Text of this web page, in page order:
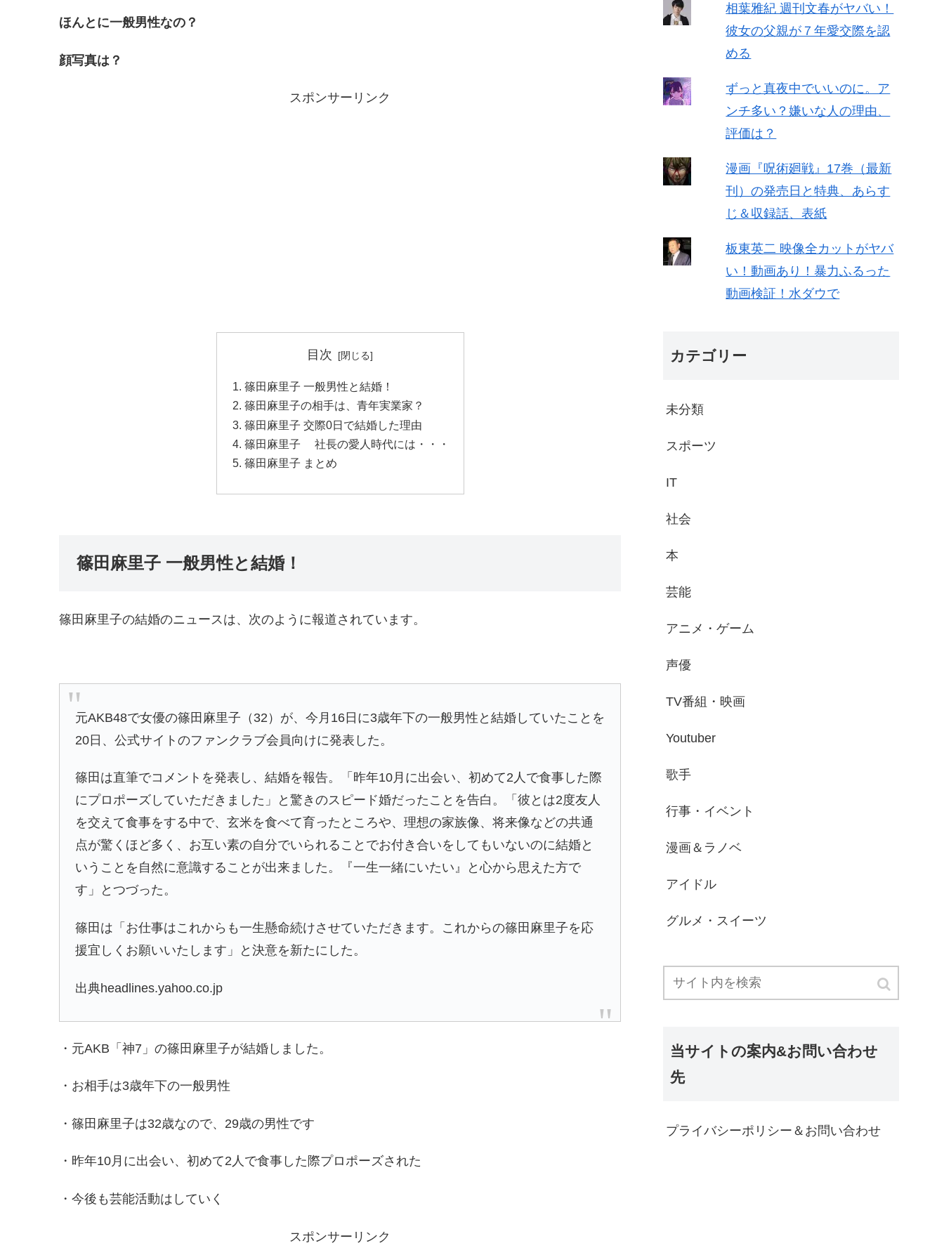
ほんとに一般男性なの？
顔写真は？
スポンサーリンク
目次
篠田麻里子 一般男性と結婚！
篠田麻里子の相手は、青年実業家？
篠田麻里子 交際0日で結婚した理由
篠田麻里子 社長の愛人時代には・・・
篠田麻里子 まとめ
篠田麻里子 一般男性と結婚！
篠田麻里子の結婚のニュースは、次のように報道されています。
元AKB48で女優の篠田麻里子 （32）が、今月16日に3歳年下の一般男性と結婚していたことを
20日、公式サイトのファンクラブ会員向けに発表した。
篠田は直筆でコメントを発表し、結婚を報告。「昨年10月に出会い、初めて2人で食事した際
にプロポーズしていただきました」と驚きのスピード婚だったことを告白。「彼とは2度友人
を交えて食事をする中で、玄米を食べて育ったところや、理想の家族像、将来像などの共通
点が驚くほど多く、お互い素の自分でいられることでお付き合いをしてもいないのに結婚と
いうことを自然に意識することが出来ました。『一生一緒にいたい』と心から思えた方で
す」とつづった。
篠田は「お仕事はこれからも一生懸命続けさせていただきます。これからの篠田麻里子を応
援宜しくお願いいたします」と決意を新たにした。
出典headlines.yahoo.co.jp
・元AKB「神7」の篠田麻里子が結婚しました。
・お相手は3歳年下の一般男性
・ 篠田麻里子は32歳なので、29歳の男性です
・昨年10月に出会い、初めて2人で食事した際プロポーズされた
・今後も芸能活動はしていく
スポンサーリンク
相葉雅紀 週刊文春がヤバい！
彼女の父親が７年愛交際を認
める
ずっと真夜中でいいのに。ア
ンチ多い？嫌いな人の理由、
評価は？
漫画『呪術廻戦』17巻（最新
刊）の発売日と特典、あらす
じ＆収録話、表紙
板東英二 映像全カットがヤバ
い！動画あり！暴力ふるった
動画検証！水ダウで
カテゴリー
未分類
スポーツ
IT
社会
本
芸能
アニメ・ゲーム
声優
TV番組・映画
Youtuber
歌手
行事・イベント
漫画＆ラノベ
アイドル
グルメ・スイーツ
当サイトの案内&お問い合わせ
先
プライバシーポリシー＆お問い合わせ